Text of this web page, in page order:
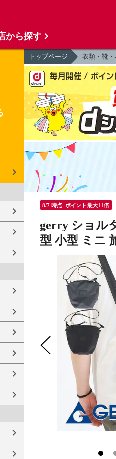
トップページ 衣類・靴・
8/7 時点_ポイント最大11倍
gerry ショル
型 小型 ミニ
から探す